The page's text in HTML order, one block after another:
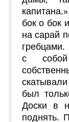
бок о бок
на сарай
с
был
Доски в
поднять.